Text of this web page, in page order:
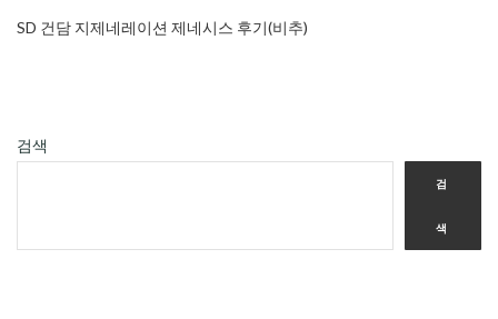
SD 건담 지제네레이션 제네시스 후기(비추)
검색
검
색